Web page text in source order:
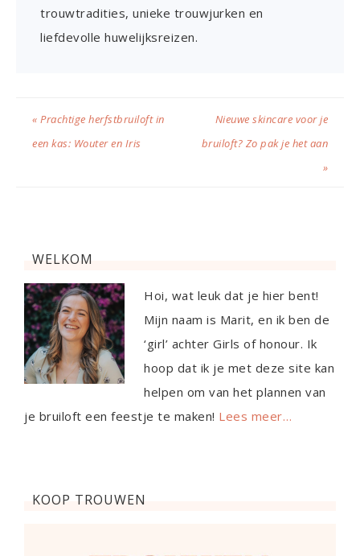
trouwtradities, unieke trouwjurken en
liefdevolle huwelijksreizen.
« Prachtige herfstbruiloft in
een kas: Wouter en Iris
Nieuwe skincare voor je
bruiloft? Zo pak je het aan
»
WELKOM
Hoi, wat leuk dat je hier bent!
Mijn naam is Marit, en ik ben de
‘girl’ achter Girls of honour. Ik
hoop dat ik je met deze site kan
helpen om van het plannen van
je bruiloft een feestje te maken! Lees meer…
KOOP TROUWEN